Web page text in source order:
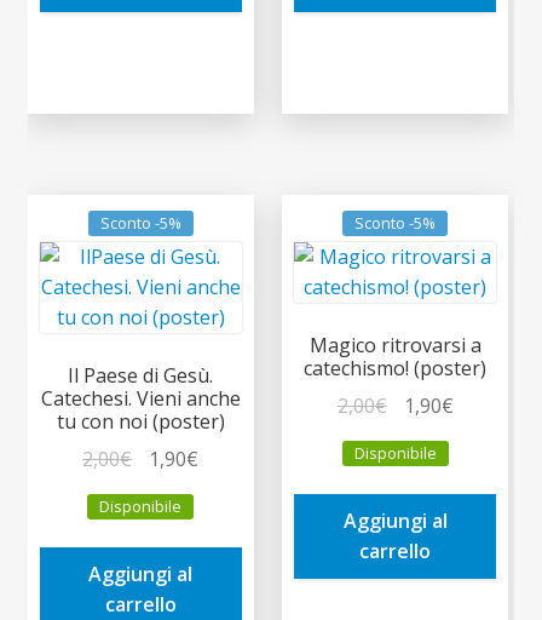
Sconto -5%
Il Paese di Gesù.
Catechesi. Vieni anche
tu con noi (poster)
2,00€
prezzo
originale
era:
2,00€.
1,90€
è:
Disponibile
Aggiungi al
carrello
Sconto -5%
Magico ritrovarsi a
catechismo! (poster)
2,00€
prezzo
originale
era:
2,00€.
1,90€Il
è:
Disponibile
Aggiungi al
carrello